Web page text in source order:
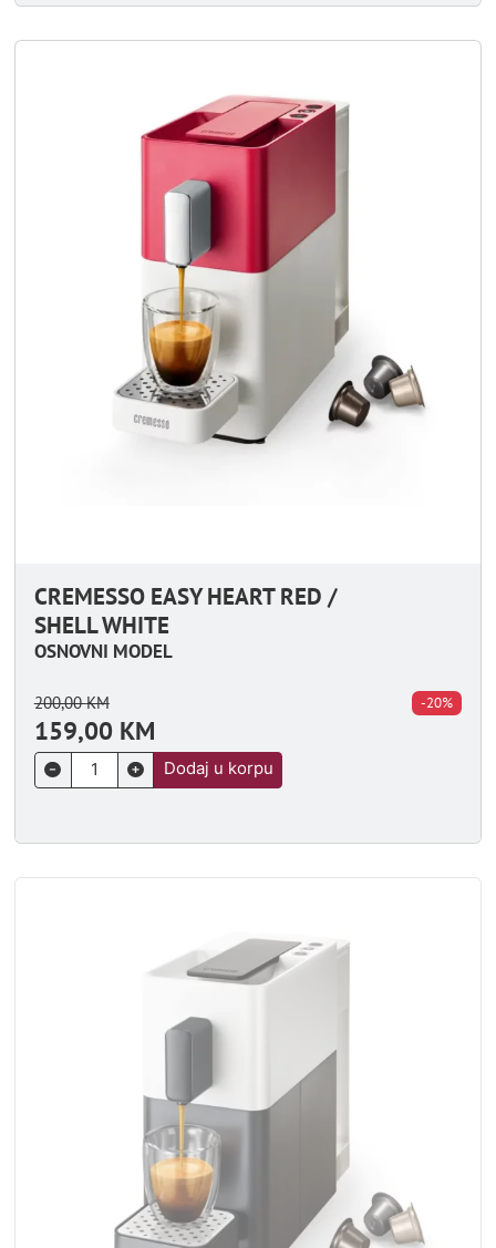
CREMESSO EASY HEART RED /
SHELL WHITE
OSNOVNI MODEL
200,00KM
159,00 KM
-20%
Dodaj u korpu